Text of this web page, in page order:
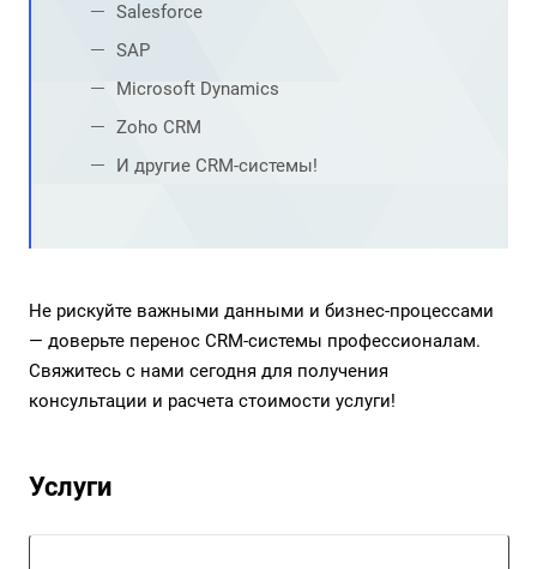
Salesforce
SAP
Microsoft Dynamics
Zoho CRM
И другие CRM-системы!
Не рискуйте важными данными и бизнес-процессами
— доверьте перенос CRM-системы профессионалам.
Свяжитесь с нами сегодня для получения
консультации и расчета стоимости услуги!
Услуги